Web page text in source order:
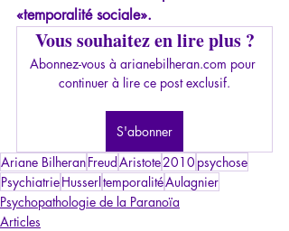
«temporalité sociale».
Vous souhaitez en lire plus ?
Abonnez-vous à arianebilheran.com pour
continuer à lire ce post exclusif.
S'abonner
Ariane BilheranFreudAristote2010 psychose
PsychiatrieHusserltemporalitéAulagnier
Psychopathologie de la Paranoïa
Articles